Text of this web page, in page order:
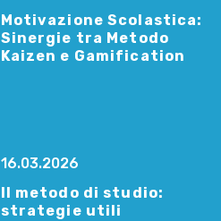
Motivazione Scolastica:
Sinergie tra Metodo
Kaizen e Gamification
16.03.2026
Il metodo di studio:
strategie utili